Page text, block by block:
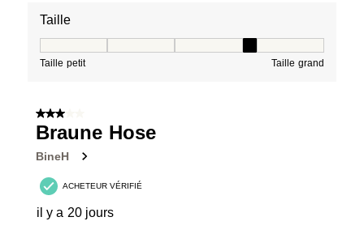
Taille
Taille petit Taille grand
3 sur 5 étoiles.
Braune Hose
BineH
ACHETEUR VÉRIFIÉ
il y a 20 jours